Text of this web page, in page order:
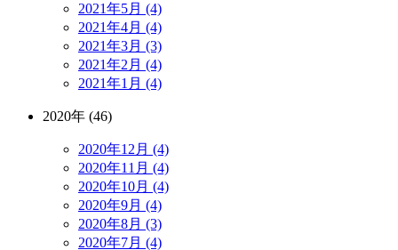
2021年5月 (4)
2021年4月 (4)
2021年3月 (3)
2021年2月 (4)
2021年1月 (4)
2020年 (46)
2020年12月 (4)
2020年11月 (4)
2020年10月 (4)
2020年9月 (4)
2020年8月 (3)
2020年7月 (4)